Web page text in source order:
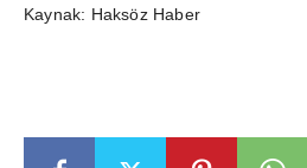
Kaynak: Haksöz Haber